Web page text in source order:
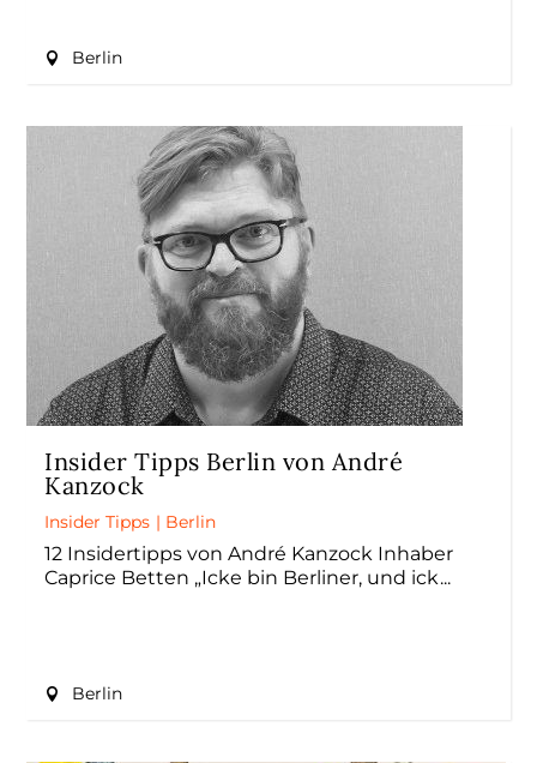
Berlin
Insider Tipps Berlin von André
Kanzock
Insider Tipps | Berlin
12 Insidertipps von André Kanzock Inhaber
Caprice Betten „Icke bin Berliner, und ick
Berlin